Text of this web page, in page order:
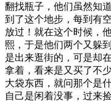
翻找瓶子，他们虽然知
到了这个地步，每到有
放过！就在这个时候，
熙，于是他们两个又躲
是出来逛街的，可是却
拿着，看来是又买了不
大袋东西，就问那个是
自己是闲着没事，过来